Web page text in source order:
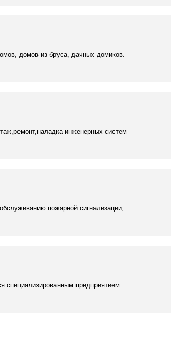
домов из бруса, дачных домиков.
инженерных систем
пожарной сигнализации,
специализированным предприятием